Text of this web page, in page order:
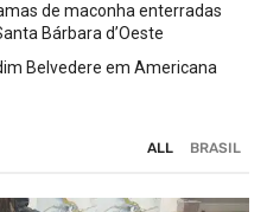
de maconha enterradas
Bárbara d’Oeste
Belvedere em Americana
ALL BRASIL